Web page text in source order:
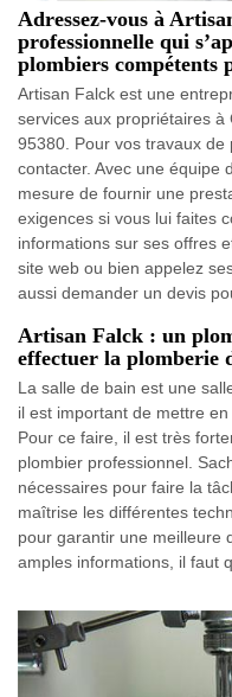
Adressez-vous à
professionnelle qui
plombiers compétents
Artisan Falck est une
services aux propriétaires à
95380. Pour vos travaux de
contacter. Avec une équipe
mesure de fournir une
exigences si vous lui faites
informations sur ses offres
site web ou bien appelez
aussi demander un devis
Artisan Falck : un
effectuer la plomberie
La salle de bain est une
il est important de mettre
Pour ce faire, il est très
plombier professionnel.
nécessaires pour faire la
maîtrise les différentes
pour garantir une meilleure
amples informations, il faut